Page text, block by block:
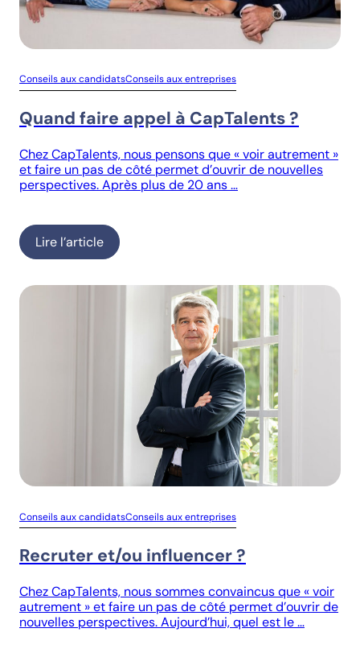
Conseils aux candidatsConseils aux entreprises
Quand faire appel à CapTalents ?
Chez CapTalents, nous pensons que « voir autrement »
et faire un pas de côté permet d’ouvrir de nouvelles
perspectives. Après plus de 20 ans …
Lire l’article
Conseils aux candidatsConseils aux entreprises
Recruter et/ou influencer ?
Chez CapTalents, nous sommes convaincus que « voir
autrement » et faire un pas de côté permet d’ouvrir de
nouvelles perspectives. Aujourd’hui, quel est le …